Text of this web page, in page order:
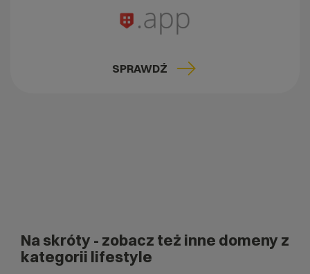
SPRAWDŹ
Na skróty - zobacz też inne domeny z
kategorii lifestyle